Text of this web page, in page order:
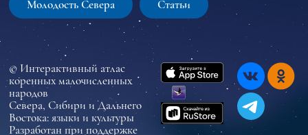
Молодость Севера Статьи
© Интерактивный атлас
коренных малочисленных
народов
Севера, Сибири и Дальнего
Востока: языки и культуры
Разработан при поддержке